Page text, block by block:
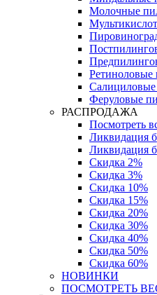
Молочные
Ретиноловые
Феруловые
РАСПРОДАЖА
Посмотреть
Ликвидация
Ликвидация
Скидка 2%
Скидка 3%
Скидка 10%
Скидка 15%
Скидка 20%
Скидка 30%
Скидка 40%
Скидка 50%
Скидка 60%
НОВИНКИ
ПОСМОТРЕТЬ